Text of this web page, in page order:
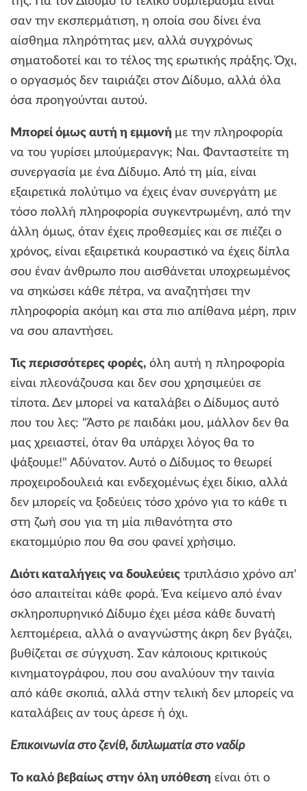
σαν την εκσπερμάτιση, η οποία σου δίνει ένα
αίσθημα πληρότητας μεν, αλλά συγχρόνως
σηματοδοτεί και το τέλος της ερωτικής πράξης. Όχι,
ο οργασμός δεν ταιριάζει στον Δίδυμο, αλλά όλα
όσα προηγούνται αυτού.
Μπορεί όμως αυτή η εμμονή με την πληροφορία
να του γυρίσει μπούμερανγκ; Ναι. Φανταστείτε τη
συνεργασία με ένα Δίδυμο. Από τη μία, είναι
εξαιρετικά πολύτιμο να έχεις έναν συνεργάτη με
τόσο πολλή πληροφορία συγκεντρωμένη, από την
άλλη όμως, όταν έχεις προθεσμίες και σε πιέζει ο
χρόνος, είναι εξαιρετικά κουραστικό να έχεις δίπλα
σου έναν άνθρωπο που αισθάνεται υποχρεωμένος
να σηκώσει κάθε πέτρα, να αναζητήσει την
πληροφορία ακόμη και στα πιο απίθανα μέρη, πριν
να σου απαντήσει.
Τις περισσότερες φορές, όλη αυτή η πληροφορία
είναι πλεονάζουσα και δεν σου χρησιμεύει σε
τίποτα. Δεν μπορεί να καταλάβει ο Δίδυμος αυτό
που του λες: "Άστο ρε παιδάκι μου, μάλλον δεν θα
μας χρειαστεί, όταν θα υπάρχει λόγος θα το
ψάξουμε!" Αδύνατον. Αυτό ο Δίδυμος το θεωρεί
προχειροδουλειά και ενδεχομένως έχει δίκιο, αλλά
δεν μπορείς να ξοδεύεις τόσο χρόνο για το κάθε τι
στη ζωή σου για τη μία πιθανότητα στο
εκατομμύριο που θα σου φανεί χρήσιμο.
Διότι καταλήγεις να δουλεύεις τριπλάσιο χρόνο απ'
όσο απαιτείται κάθε φορά. Ένα κείμενο από έναν
σκληροπυρηνικό Δίδυμο έχει μέσα κάθε δυνατή
λεπτομέρεια, αλλά ο αναγνώστης άκρη δεν βγάζει,
βυθίζεται σε σύγχυση. Σαν κάποιους κριτικούς
κινηματογράφου, που σου αναλύουν την ταινία
από κάθε σκοπιά, αλλά στην τελική δεν μπορείς να
καταλάβεις αν τους άρεσε ή όχι.
Επικοινωνία στο ζενίθ, διπλωματία στο ναδίρ
Το καλό βεβαίως στην όλη υπόθεση είναι ότι ο